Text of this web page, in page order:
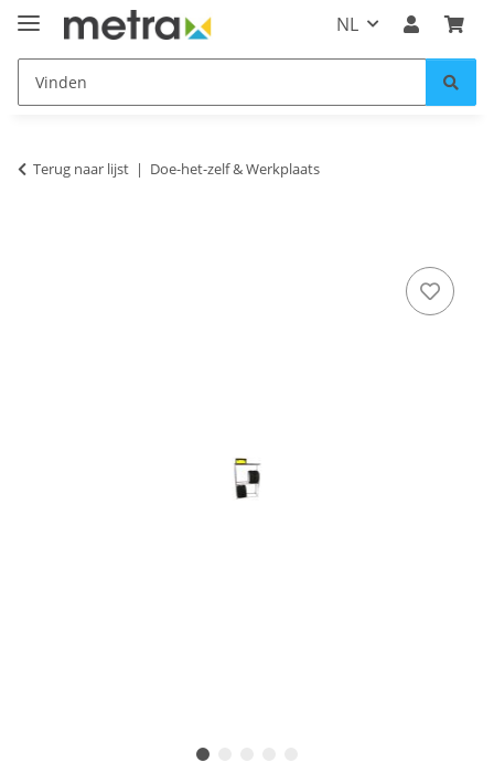
NL
Terug naar lijst Doe-het-zelf & Werkplaats